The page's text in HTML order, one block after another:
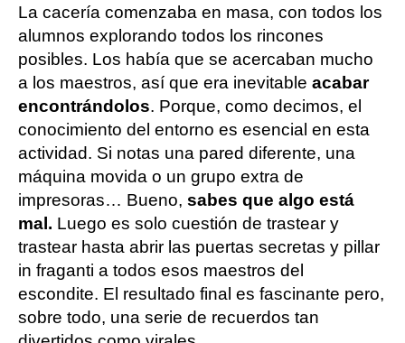
La cacería comenzaba en masa, con todos los
alumnos explorando todos los rincones
posibles. Los había que se acercaban mucho
a los maestros, así que era inevitable acabar
encontrándolos. Porque, como decimos, el
conocimiento del entorno es esencial en esta
actividad. Si notas una pared diferente, una
máquina movida o un grupo extra de
impresoras… Bueno, sabes que algo está
mal. Luego es solo cuestión de trastear y
trastear hasta abrir las puertas secretas y pillar
in fraganti a todos esos maestros del
escondite. El resultado final es fascinante pero,
sobre todo, una serie de recuerdos tan